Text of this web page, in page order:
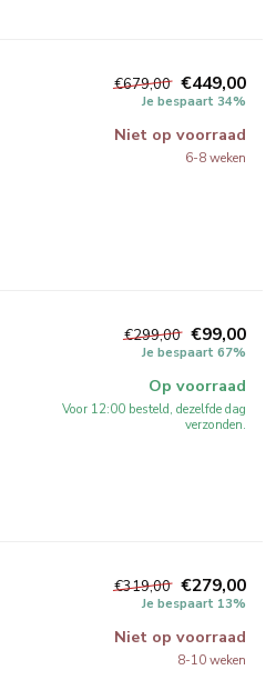
€679,00 €449,00
Je bespaart 34%
Niet op voorraad
6-8 weken
€299,00 €99,00
Je bespaart 67%
Op voorraad
Voor 12:00 besteld, dezelfde dag
verzonden.
€319,00 €279,00
Je bespaart 13%
Niet op voorraad
8-10 weken